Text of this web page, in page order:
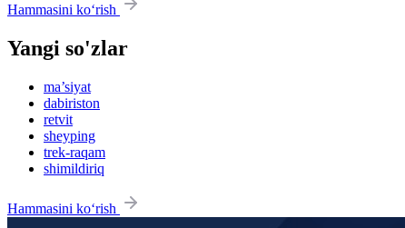
Hammasini ko‘rish
Yangi so'zlar
ma’siyat
dabiriston
retvit
sheyping
trek-raqam
shimildiriq
Hammasini ko‘rish